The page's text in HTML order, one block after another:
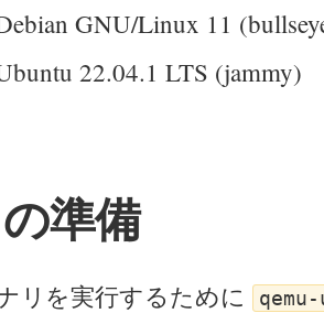
GNU/Linux 11
22.04.1 LTS (jammy)
準備
リを実行するために